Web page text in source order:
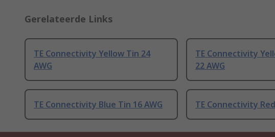
Gerelateerde Links
TE Connectivity Yellow Tin 24
AWG
TE Connectivity
22 AWG
TE Connectivity Blue Tin 16 AWG TE Connectivity